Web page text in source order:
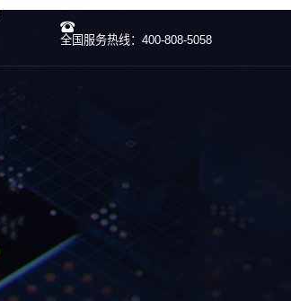
全国服务热线：400-808-5058